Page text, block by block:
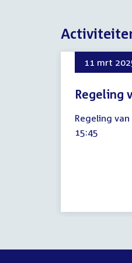
11 mrt
Regeling
maart
2025
Regeling
Tijd
15:45